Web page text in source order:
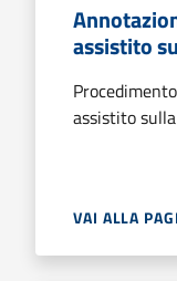
assistito
assistito
VAI ALLA